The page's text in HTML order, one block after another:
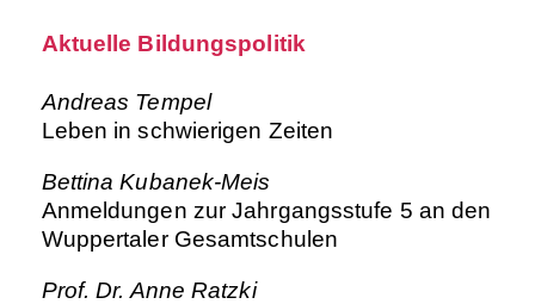
Aktuelle Bildungspolitik
Andreas Tempel
Leben in schwierigen Zeiten
Bettina Kubanek-Meis
Anmeldungen zur Jahrgangsstufe 5 an den
Wuppertaler Gesamtschulen
Prof. Dr. Anne Ratzki